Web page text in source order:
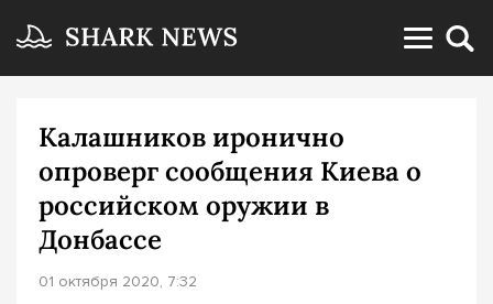
Калашников иронично
опроверг сообщения Киева о
российском оружии в
Донбассе
01 октября 2020, 7:32